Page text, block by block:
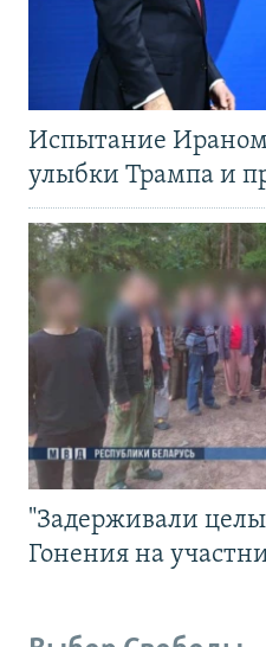
Испытание
улыбки Трампа и
"Задерживали
Гонения на